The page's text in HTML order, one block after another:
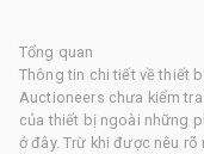
Tổng quan
Thông tin chi tiết về thiết
Auctioneers chưa kiểm
của thiết bị ngoài những
ở đây. Trừ khi được nêu